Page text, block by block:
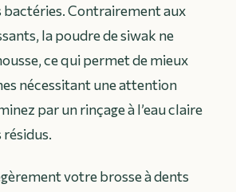
bactéries. Contrairement aux
la poudre de siwak ne
ce qui permet de mieux
nécessitant une attention
par un rinçage à l’eau claire
votre brosse à dents